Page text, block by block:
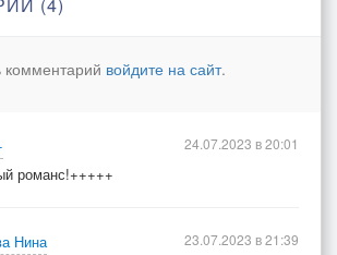
Вас все это безрассудство
себя в объятья отдаете
с чужой чьей-то руки
крови те украсили запястье
комментарий войдите на сайт.
романс!+++++
24.07.2023 в 20:01
Нина
23.07.2023 в 21:39